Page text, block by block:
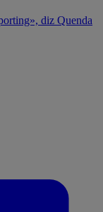
diz Quenda